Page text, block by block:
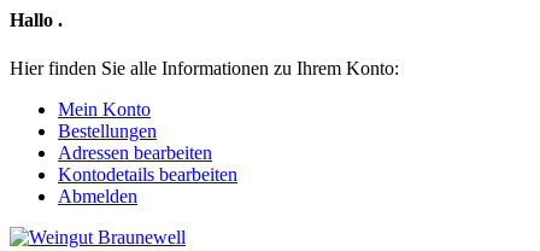
Hallo .
Hier finden Sie alle Informationen zu Ihrem Konto:
Mein Konto
Bestellungen
Adressen bearbeiten
Kontodetails bearbeiten
Abmelden